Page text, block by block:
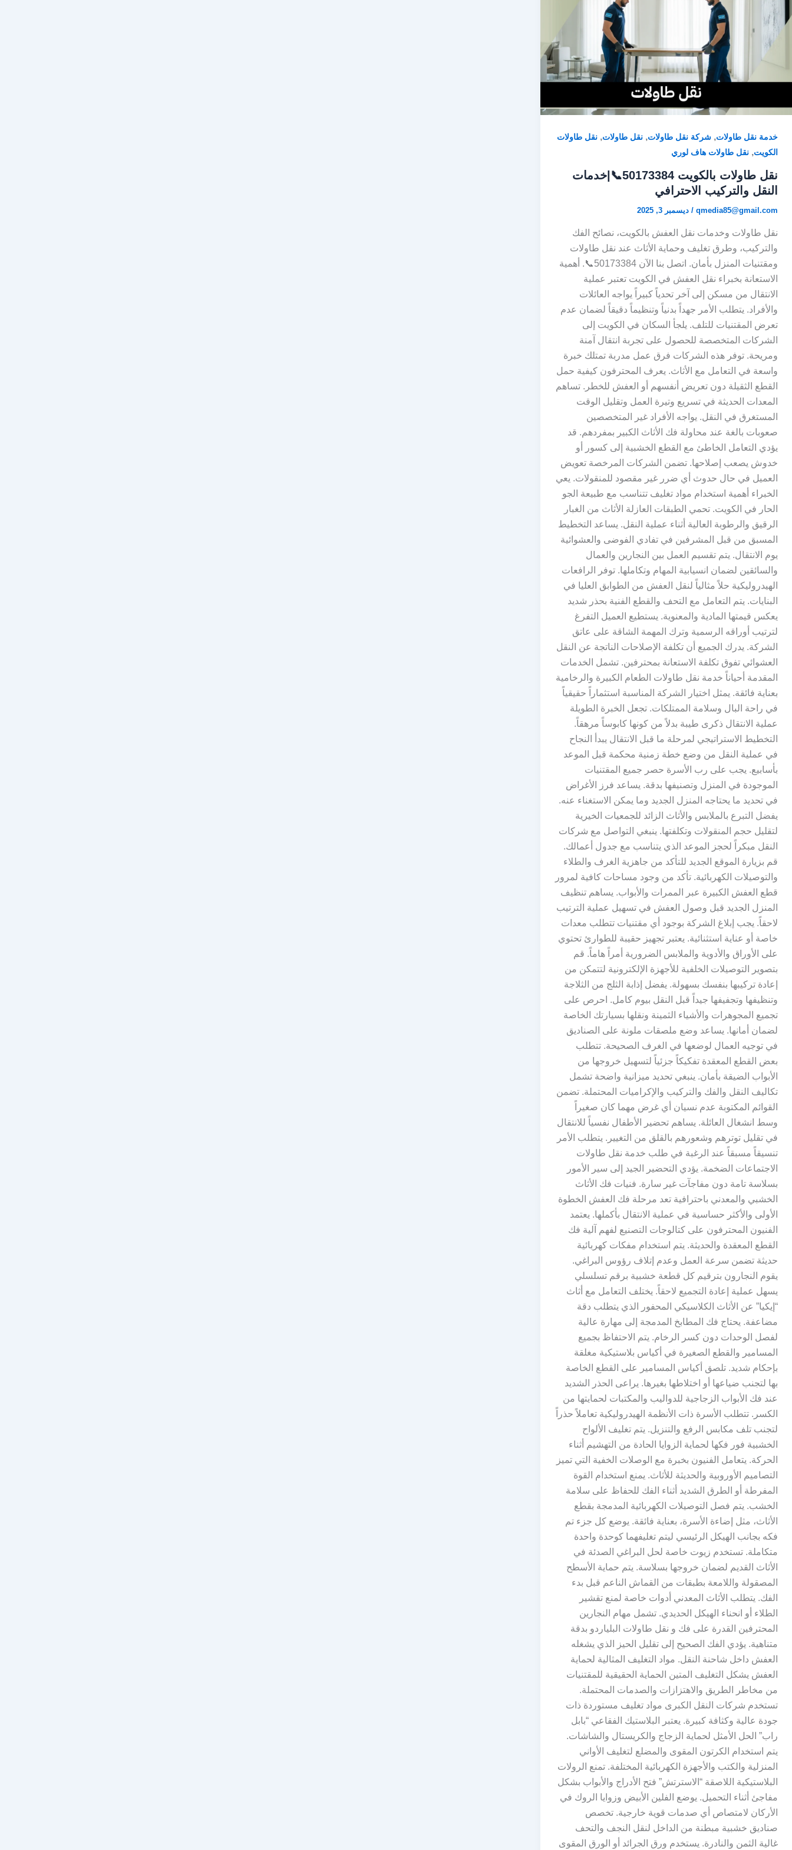
خدمة نقل طاولات, شركة نقل طاولات, نقل طاولات, نقل طاولات
الكويت, نقل طاولات هاف لوري
نقل طاولات بالكويت 50173384📞|خدمات
النقل والتركيب الاحترافي
qmedia85@gmail.com
/ ديسمبر 3, 2025
نقل طاولات وخدمات نقل العفش بالكويت، نصائح الفك
والتركيب، وطرق تغليف وحماية الأثاث عند نقل طاولات
ومقتنيات المنزل بأمان. اتصل بنا الآن 50173384📞. أهمية
الاستعانة بخبراء نقل العفش في الكويت تعتبر عملية
الانتقال من مسكن إلى آخر تحدياً كبيراً يواجه العائلات
والأفراد. يتطلب الأمر جهداً بدنياً وتنظيماً دقيقاً لضمان عدم
تعرض المقتنيات للتلف. يلجأ السكان في الكويت إلى
الشركات المتخصصة للحصول على تجربة انتقال آمنة
ومريحة. توفر هذه الشركات فرق عمل مدربة تمتلك خبرة
واسعة في التعامل مع الأثاث. يعرف المحترفون كيفية حمل
القطع الثقيلة دون تعريض أنفسهم أو العفش للخطر. تساهم
المعدات الحديثة في تسريع وتيرة العمل وتقليل الوقت
المستغرق في النقل. يواجه الأفراد غير المتخصصين
صعوبات بالغة عند محاولة فك الأثاث الكبير بمفردهم. قد
يؤدي التعامل الخاطئ مع القطع الخشبية إلى كسور أو
خدوش يصعب إصلاحها. تضمن الشركات المرخصة تعويض
العميل في حال حدوث أي ضرر غير مقصود للمنقولات. يعي
الخبراء أهمية استخدام مواد تغليف تتناسب مع طبيعة الجو
الحار في الكويت. تحمي الطبقات العازلة الأثاث من الغبار
الرقيق والرطوبة العالية أثناء عملية النقل. يساعد التخطيط
المسبق من قبل المشرفين في تفادي الفوضى والعشوائية
يوم الانتقال. يتم تقسيم العمل بين النجارين والعمال
والسائقين لضمان انسيابية المهام وتكاملها. توفر الرافعات
الهيدروليكية حلاً مثالياً لنقل العفش من الطوابق العليا في
البنايات. يتم التعامل مع التحف والقطع الفنية بحذر شديد
يعكس قيمتها المادية والمعنوية. يستطيع العميل التفرغ
لترتيب أوراقه الرسمية وترك المهمة الشاقة على عاتق
الشركة. يدرك الجميع أن تكلفة الإصلاحات الناتجة عن النقل
العشوائي تفوق تكلفة الاستعانة بمحترفين. تشمل الخدمات
المقدمة أحياناً خدمة نقل طاولات الطعام الكبيرة والرخامية
بعناية فائقة. يمثل اختيار الشركة المناسبة استثماراً حقيقياً
في راحة البال وسلامة الممتلكات. تجعل الخبرة الطويلة
عملية الانتقال ذكرى طيبة بدلاً من كونها كابوساً مرهقاً.
التخطيط الاستراتيجي لمرحلة ما قبل الانتقال يبدأ النجاح
في عملية النقل من وضع خطة زمنية محكمة قبل الموعد
بأسابيع. يجب على رب الأسرة حصر جميع المقتنيات
الموجودة في المنزل وتصنيفها بدقة. يساعد فرز الأغراض
في تحديد ما يحتاجه المنزل الجديد وما يمكن الاستغناء عنه.
يفضل التبرع بالملابس والأثاث الزائد للجمعيات الخيرية
لتقليل حجم المنقولات وتكلفتها. ينبغي التواصل مع شركات
النقل مبكراً لحجز الموعد الذي يتناسب مع جدول أعمالك.
قم بزيارة الموقع الجديد للتأكد من جاهزية الغرف والطلاء
والتوصيلات الكهربائية. تأكد من وجود مساحات كافية لمرور
قطع العفش الكبيرة عبر الممرات والأبواب. يساهم تنظيف
المنزل الجديد قبل وصول العفش في تسهيل عملية الترتيب
لاحقاً. يجب إبلاغ الشركة بوجود أي مقتنيات تتطلب معدات
خاصة أو عناية استثنائية. يعتبر تجهيز حقيبة للطوارئ تحتوي
على الأوراق والأدوية والملابس الضرورية أمراً هاماً. قم
بتصوير التوصيلات الخلفية للأجهزة الإلكترونية لتتمكن من
إعادة تركيبها بنفسك بسهولة. يفضل إذابة الثلج من الثلاجة
وتنظيفها وتجفيفها جيداً قبل النقل بيوم كامل. احرص على
تجميع المجوهرات والأشياء الثمينة ونقلها بسيارتك الخاصة
لضمان أمانها. يساعد وضع ملصقات ملونة على الصناديق
في توجيه العمال لوضعها في الغرف الصحيحة. تتطلب
بعض القطع المعقدة تفكيكاً جزئياً لتسهيل خروجها من
الأبواب الضيقة بأمان. ينبغي تحديد ميزانية واضحة تشمل
تكاليف النقل والفك والتركيب والإكراميات المحتملة. تضمن
القوائم المكتوبة عدم نسيان أي غرض مهما كان صغيراً
وسط انشغال العائلة. يساهم تحضير الأطفال نفسياً للانتقال
في تقليل توترهم وشعورهم بالقلق من التغيير. يتطلب الأمر
تنسيقاً مسبقاً عند الرغبة في طلب خدمة نقل طاولات
الاجتماعات الضخمة. يؤدي التحضير الجيد إلى سير الأمور
بسلاسة تامة دون مفاجآت غير سارة. فنيات فك الأثاث
الخشبي والمعدني باحترافية تعد مرحلة فك العفش الخطوة
الأولى والأكثر حساسية في عملية الانتقال بأكملها. يعتمد
الفنيون المحترفون على كتالوجات التصنيع لفهم آلية فك
القطع المعقدة والحديثة. يتم استخدام مفكات كهربائية
حديثة تضمن سرعة العمل وعدم إتلاف رؤوس البراغي.
يقوم النجارون بترقيم كل قطعة خشبية برقم تسلسلي
يسهل عملية إعادة التجميع لاحقاً. يختلف التعامل مع أثاث
“إيكيا” عن الأثاث الكلاسيكي المحفور الذي يتطلب دقة
مضاعفة. يحتاج فك المطابخ المدمجة إلى مهارة عالية
لفصل الوحدات دون كسر الرخام. يتم الاحتفاظ بجميع
المسامير والقطع الصغيرة في أكياس بلاستيكية مغلقة
بإحكام شديد. تلصق أكياس المسامير على القطع الخاصة
بها لتجنب ضياعها أو اختلاطها بغيرها. يراعى الحذر الشديد
عند فك الأبواب الزجاجية للدواليب والمكتبات لحمايتها من
الكسر. تتطلب الأسرة ذات الأنظمة الهيدروليكية تعاملاً حذراً
لتجنب تلف مكابس الرفع والتنزيل. يتم تغليف الألواح
الخشبية فور فكها لحماية الزوايا الحادة من التهشيم أثناء
الحركة. يتعامل الفنيون بخبرة مع الوصلات الخفية التي تميز
التصاميم الأوروبية والحديثة للأثاث. يمنع استخدام القوة
المفرطة أو الطرق الشديد أثناء الفك للحفاظ على سلامة
الخشب. يتم فصل التوصيلات الكهربائية المدمجة بقطع
الأثاث، مثل إضاءة الأسرة، بعناية فائقة. يوضع كل جزء تم
فكه بجانب الهيكل الرئيسي ليتم تغليفهما كوحدة واحدة
متكاملة. تستخدم زيوت خاصة لحل البراغي الصدئة في
الأثاث القديم لضمان خروجها بسلاسة. يتم حماية الأسطح
المصقولة واللامعة بطبقات من القماش الناعم قبل بدء
الفك. يتطلب الأثاث المعدني أدوات خاصة لمنع تقشير
الطلاء أو انحناء الهيكل الحديدي. تشمل مهام النجارين
المحترفين القدرة على فك و نقل طاولات البلياردو بدقة
متناهية. يؤدي الفك الصحيح إلى تقليل الحيز الذي يشغله
العفش داخل شاحنة النقل. مواد التغليف المثالية لحماية
العفش يشكل التغليف المتين الحماية الحقيقية للمقتنيات
من مخاطر الطريق والاهتزازات والصدمات المحتملة.
تستخدم شركات النقل الكبرى مواد تغليف مستوردة ذات
جودة عالية وكثافة كبيرة. يعتبر البلاستيك الفقاعي “بابل
راب” الحل الأمثل لحماية الزجاج والكريستال والشاشات.
يتم استخدام الكرتون المقوى والمضلع لتغليف الأواني
المنزلية والكتب والأجهزة الكهربائية المختلفة. تمنع الرولات
البلاستيكية اللاصقة “الاسترتش” فتح الأدراج والأبواب بشكل
مفاجئ أثناء التحميل. يوضع الفلين الأبيض وزوايا الروك في
الأركان لامتصاص أي صدمات قوية خارجية. تخصص
صناديق خشبية مبطنة من الداخل لنقل النجف والتحف
غالية الثمن والنادرة. يستخدم ورق الجرائد أو الورق المقوى